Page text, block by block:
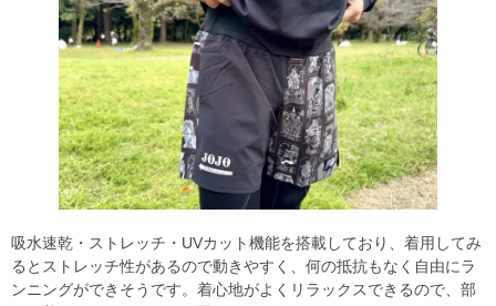
吸水速乾・ストレッチ・UVカット機能を搭載しており、着用してみ
るとストレッチ性があるので動きやすく、何の抵抗もなく自由にラ
ンニングができそうです。着心地がよくリラックスできるので、部